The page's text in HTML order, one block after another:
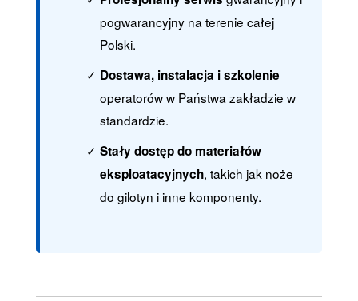
pogwarancyjny na terenie całej
Polski.
Dostawa, instalacja i szkolenie
operatorów w Państwa zakładzie w
standardzie.
Stały dostęp do materiałów
eksploatacyjnych, takich jak noże
do gilotyn i inne komponenty.